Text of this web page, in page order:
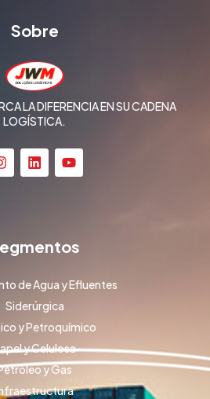
Sobre
LA DIFERENCIA EN SU CADENA
LOGÍSTICA.
de Agua y Efluentes
Siderúrgica
y Petroquímico
y Celulosa
y Gas